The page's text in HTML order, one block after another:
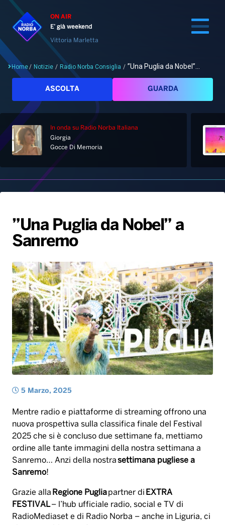
ON AIR
E’ già weekend
Vittoria Marletta
Cerca
Home
Palinsesto
Hit Dance
Giochi&Concorsi
PALATOUR
Notizie
Locali
Musica e Spettacolo
Sport
Radio Norba Consiglia
Leggerissime
Playlist
Novità
Notiziario
Interviste
Oroscopo
Speciale Astrabilia 2026
Gallery
Radio Norba News TV
Voce al Bari
Battiti Live 2026
Gallery
Home/ Notizie / Radio Norba Consiglia / ”Una Puglia da Nobel”...
ASCOLTA GUARDA
In onda su Radio Norba Italiana
Giorgia
Gocce Di Memoria
”Una Puglia da Nobel” a
Sanremo
5 Marzo, 2025
Mentre radio e piattaforme di streaming offrono una
nuova prospettiva sulla classifica finale del Festival
2025 che si è concluso due settimane fa, mettiamo
ordine alle tante immagini della nostra settimana a
Sanremo… Anzi della nostra settimana pugliese a
Sanremo!
Grazie alla Regione Puglia partner di EXTRA
FESTIVAL– l’hub ufficiale radio, social e TV di
RadioMediaset e di Radio Norba – anche in Liguria, ci